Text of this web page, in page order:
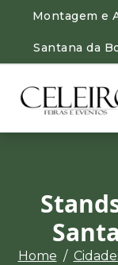
Montagem e
Santana da
Home